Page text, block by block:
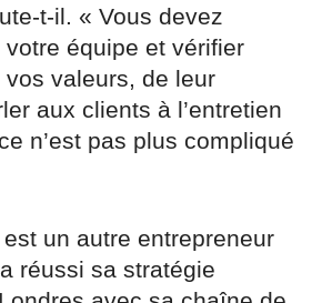
t-il. « Vous devez
équipe et vérifier
vos valeurs, de leur
aux clients à l’entretien
n’est pas plus compliqué
un autre entrepreneur
réussi sa stratégie